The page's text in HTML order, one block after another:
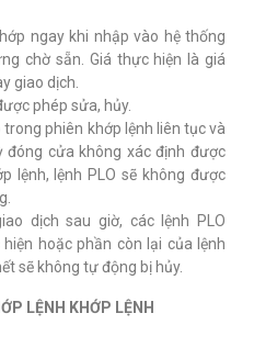
ngay khi nhập vào hệ thống
chờ sẵn. Giá thực hiện là giá
giao dịch.
phép sửa, hủy.
phiên khớp lệnh liên tục và
đóng cửa không xác định được
lệnh, lệnh PLO sẽ không được
dịch sau giờ, các lệnh PLO
hoặc phần còn lại của lệnh
sẽ không tự động bị hủy.
LỆNH KHỚP LỆNH